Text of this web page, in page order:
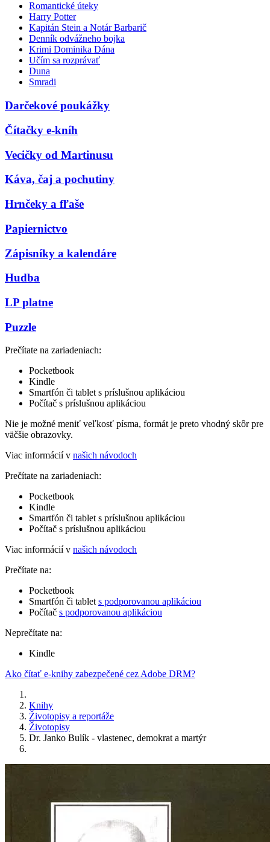
Romantické úteky
Harry Potter
Kapitán Stein a Notár Barbarič
Denník odvážneho bojka
Krimi Dominika Dána
Učím sa rozprávať
Duna
Smradi
Darčekové poukážky
Čítačky e-kníh
Vecičky od Martinusu
Káva, čaj a pochutiny
Hrnčeky a fľaše
Papiernictvo
Zápisníky a kalendáre
Hudba
LP platne
Puzzle
Prečítate na zariadeniach:
Pocketbook
Kindle
Smartfón či tablet s príslušnou aplikáciou
Počítač s príslušnou aplikáciou
Nie je možné meniť veľkosť písma, formát je preto vhodný skôr pre
väčšie obrazovky.
Viac informácií v našich návodoch
Prečítate na zariadeniach:
Pocketbook
Kindle
Smartfón či tablet s príslušnou aplikáciou
Počítač s príslušnou aplikáciou
Viac informácií v našich návodoch
Prečítate na:
Pocketbook
Smartfón či tablet s podporovanou aplikáciou
Počítač s podporovanou aplikáciou
Neprečítate na:
Kindle
Ako čítať e-knihy zabezpečené cez Adobe DRM?
Knihy
Životopisy a reportáže
Životopisy
Dr. Janko Bulík - vlastenec, demokrat a martýr